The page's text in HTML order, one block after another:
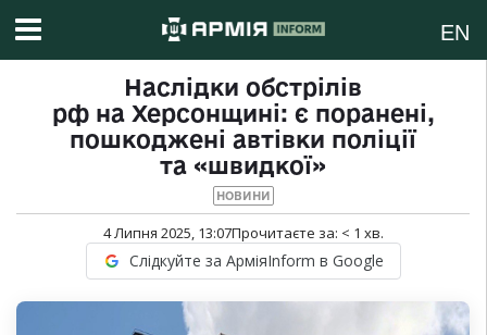
EN
Наслідки обстрілів
рф на Херсонщині: є поранені,
пошкоджені автівки поліції
та «швидкої»
НОВИНИ
4 Липня 2025, 13:07Прочитаєте за: < 1 хв.
Слідкуйте за АрміяInform в Google